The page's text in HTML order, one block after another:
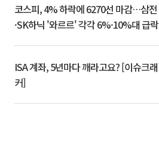
코스피, 4% 하락에 6270선 마감…삼전
·SK하닉 '와르르' 각각 6%·10%대 급락
ISA 계좌, 5년마다 깨라고요? [이슈크래
커]